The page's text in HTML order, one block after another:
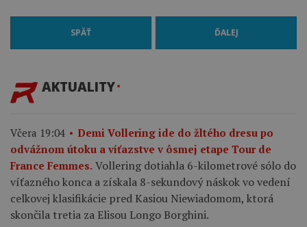
SPÄŤ ĎALEJ
AKTUALITY
Včera 19:04
Demi Vollering ide do žltého dresu po
odvážnom útoku a víťazstve v ôsmej etape Tour de
France Femmes. Vollering dotiahla 6-kilometrové sólo do
víťazného konca a získala 8-sekundový náskok vo vedení
celkovej klasifikácie pred Kasiou Niewiadomom, ktorá
skončila tretia za Elisou Longo Borghini.